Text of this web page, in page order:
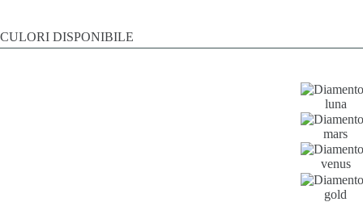
CULORI DISPONIBILE
luna
mars
venus
gold